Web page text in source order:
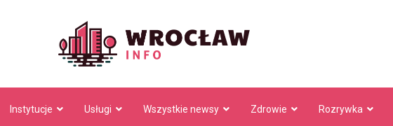
Instytucje Usługi Wszystkie newsy Zdrowie Rozrywka